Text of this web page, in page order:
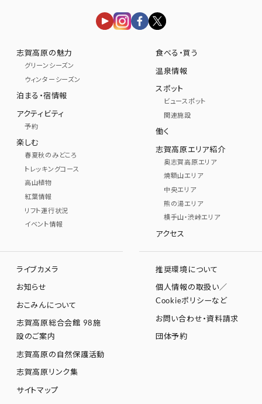
志賀高原の魅力
グリーンシーズン
ウィンターシーズン
泊まる・宿情報
アクティビティ
予約
楽しむ
春夏秋のみどころ
トレッキングコース
高山植物
紅葉情報
リフト運行状況
イベント情報
食べる・買う
温泉情報
スポット
ビュースポット
関連施設
働く
志賀高原エリア紹介
奥志賀高原エリア
焼額山エリア
中央エリア
熊の湯エリア
横手山・渋峠エリア
アクセス
ライブカメラ
お知らせ
おこみんについて
志賀高原総合会館 98施
設のご案内
志賀高原の自然保護活動
志賀高原リンク集
サイトマップ
推奨環境について
個人情報の取扱い／
Cookieポリシーなど
お問い合わせ・資料請求
団体予約